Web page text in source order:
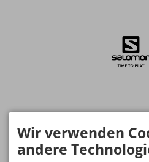
Wir verwenden
andere